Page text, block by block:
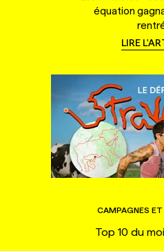
équation
LIRE
CAMPAGNES
Top 10 du